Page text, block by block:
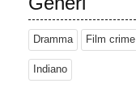
Dramma Film crime
Indiano